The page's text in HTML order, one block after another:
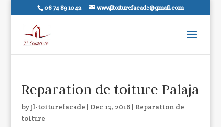
06 74 89 10 42 wwwjltoiturefacade@gmail.com
Reparation de toiture Palaja
byjl-toiturefacade | Dec 12, 2016| Reparation de
toiture